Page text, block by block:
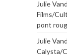
Julie
Films/
pont
Julie
Calysta/